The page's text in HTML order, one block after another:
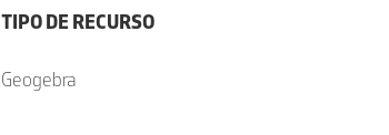
TIPO DE RECURSO
Geogebra